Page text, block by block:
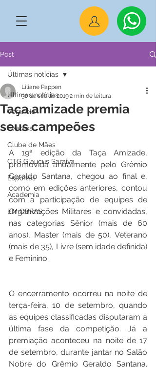
Post
Últimas notícias
Veraneio
Eventos
Clube de Mães
CTG Glaucus Saraiva
Esportes
Academia
EM OBRAS
Últimas notícias
Taça amizade premia
seus campeões
Liliane Pappen
30 de set. de 20192 min de leitura
A 19ª edição da Taça Amizade,
promovida anualmente pelo Grêmio
Geraldo Santana, chegou ao final e,
como em edições anteriores, contou
com a participação de equipes de
Organizações Militares e convidadas,
nas categorias Sênior (mais de 60
anos), Master (mais de 50), Veterano
(mais de 35), Livre (sem idade definida)
e Feminino.
O encerramento ocorreu na noite de
terça-feira, 10 de setembro, quando
as equipes classificadas disputaram a
última fase da competição. Já a
premiação aconteceu na noite de 17
de setembro, durante jantar no Salão
Nobre do Grêmio Geraldo Santana.